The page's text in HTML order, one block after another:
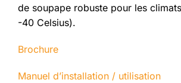
de soupape robuste pour les
-40 Celsius).
Brochure
Manuel d’installation / utilisation